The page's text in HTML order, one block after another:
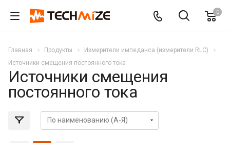
0
Главная Продукты
Измерители импеданса (измерители RLC)
Источники смещения постоянного тока
Источники смещения
постоянного тока